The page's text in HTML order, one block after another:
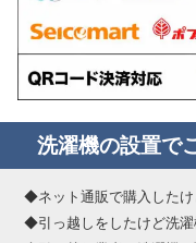
洗濯機の設置で
◆ネット通販で購入した
◆引っ越しをしたけど洗